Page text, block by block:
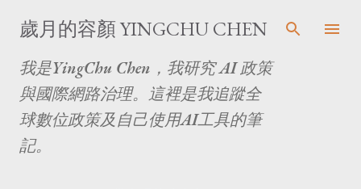
跳至主要內容
歲月的容顏 YINGCHU CHEN
我是YingChu Chen，我研究 AI 政策
與國際網路治理。這裡是我追蹤全
球數位政策及自己使用AI工具的筆
記。